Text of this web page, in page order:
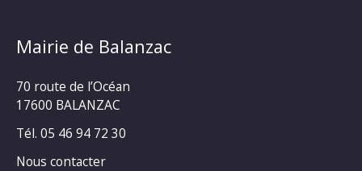
Mairie de Balanzac
70 route de l’Océan
17600 BALANZAC
Tél. 05 46 94 72 30
Nous contacter